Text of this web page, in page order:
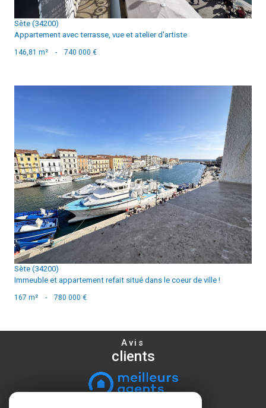
Sète (34200)
Appartement avec terrasse, vue et atelier d'artiste
146,81 m² - 740 000 €
voir le bien
Sète (34200)
Immeuble et appartement refait situé dans le coeur de ville !
167 m² - 780 000 €
Avis
clients